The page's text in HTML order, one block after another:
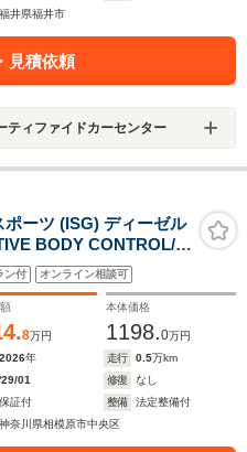
福井県福井市
見積依頼
ティファイドカーセンター
ーツ (ISG) ディーゼル
BODY CONTROL/パ
/Burmesterサラウンド
エアサスペン
有車/エアバランスパッ
ン付 オンライン相談可
8万円
本体価格
1198.0万円
2026年 走行 0.5万km
'29/01 修復
なし
保証付 整備
法定整備付
神奈川県相模原市中央区